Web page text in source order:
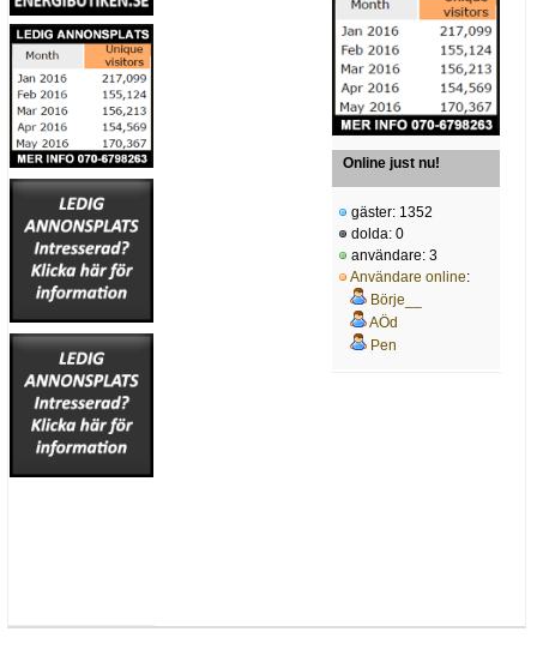
Online just nu!
gäster: 1352
dolda: 0
användare: 3
Användare online:
Börje__
AÖd
Pen